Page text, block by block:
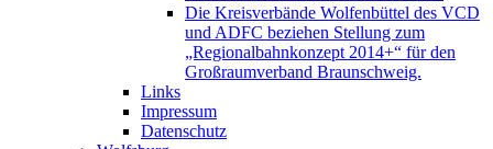
Die Kreisverbände Wolfenbüttel des VCD
und ADFC beziehen Stellung zum
„Regionalbahnkonzept 2014+“ für den
Großraumverband Braunschweig.
Links
Impressum
Datenschutz